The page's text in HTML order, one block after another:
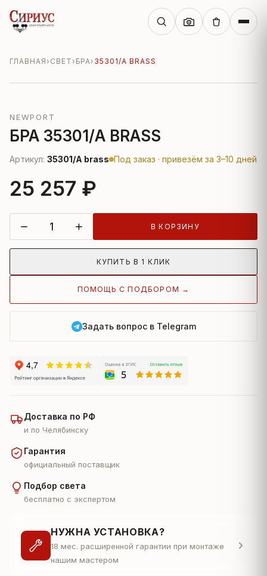
ГЛАВНАЯ› СВЕТ› БРА› 35301/A BRASS
NEWPORT
БРА 35301/A BRASS
Артикул: 35301/A brass Под заказ · привезём за 3–10 дней
25 257 ₽
− + В КОРЗИНУ
КУПИТЬ В 1 КЛИК
ПОМОЩЬ С ПОДБОРОМ →
Задать вопрос в Telegram
Доставка по РФ
и по Челябинску
Гарантия
официальный поставщик
Подбор света
бесплатно с экспертом
НУЖНА УСТАНОВКА?
18 мес. расширенной гарантии при монтаже
нашим мастером